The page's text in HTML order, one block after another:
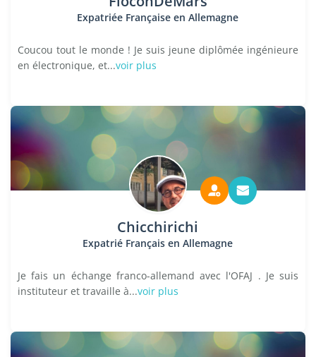
Expatriée Française en Allemagne
Coucou tout le monde ! Je suis jeune diplômée ingénieure
en électronique, et...voir plus
Chicchirichi
Expatrié Français en Allemagne
Je fais un échange franco-allemand avec l'OFAJ . Je suis
instituteur et travaille à...voir plus